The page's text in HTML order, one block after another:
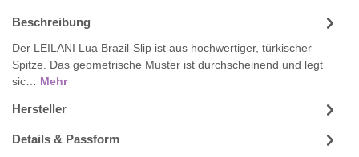
Beschreibung
Der LEILANI Lua Brazil-Slip ist aus hochwertiger, türkischer
Spitze. Das geometrische Muster ist durchscheinend und legt
sic… Mehr
Hersteller
Details & Passform